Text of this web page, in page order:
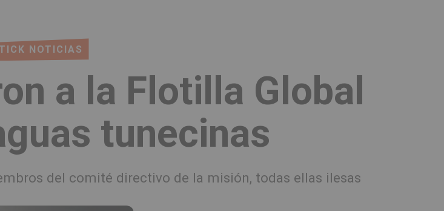
NOTICIAS
a la Flotilla Global
tunecinas
del comité directivo de la misión, todas ellas ilesas